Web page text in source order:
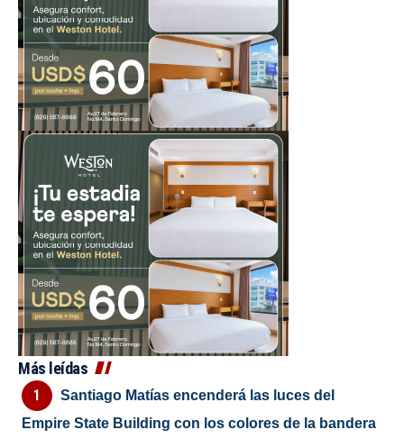
Más leídas
Santiago Matías encenderá las luces del
Empire State Building con los colores de la bandera